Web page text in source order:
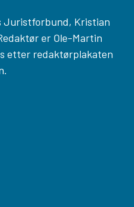
Juristforbund, Kristian
er Ole-Martin
etter redaktørplakaten